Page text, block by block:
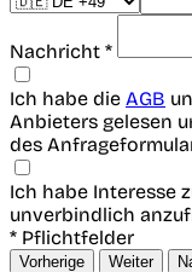
Nachricht *
Ich habe die AGB
Anbieters gelesen
des
Ich habe Interesse
unverbindlich
* Pflichtfelder
Vorherige Weiter